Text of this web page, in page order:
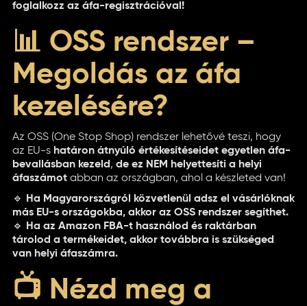
foglalkozz az áfa-regisztrációval!
📊 OSS rendszer –
Megoldás az áfa
kezelésére?
Az OSS (One Stop Shop) rendszer lehetővé teszi, hogy
az EU-s határon átnyúló értékesítéseidet egyetlen áfa-
bevallásban kezeld , de ez NEM helyettesíti a helyi
áfaszámot abban az országban, ahol a készleted van!
🔹
Ha Magyarországról közvetlenül adsz el vásárlóknak
más EU-s országokba, akkor az OSS rendszer segíthet.
🔹
Ha az Amazon FBA-t használod és raktárban
tárolod a termékeidet, akkor továbbra is szükséged
van helyi áfaszámra.
📺 Nézd meg a